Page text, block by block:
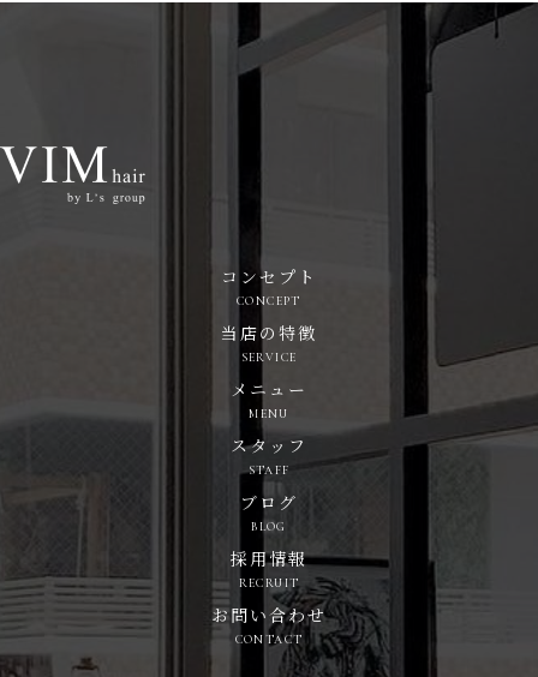
コンセプト
CONCEPT
当店の特徴
SERVICE
メニュー
MENU
スタッフ
STAFF
ブログ
BLOG
採用情報
RECRUIT
お問い合わせ
CONTACT